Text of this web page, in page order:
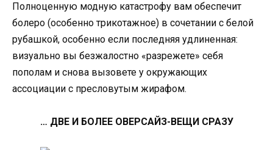
Полноценную модную катастрофу вам обеспечит
болеро (особенно трикотажное) в сочетании с белой
рубашкой, особенно если последняя удлиненная:
визуально вы безжалостно «разрежете» себя
пополам и снова вызовете у окружающих
ассоциации с пресловутым жирафом.
… ДВЕ И БОЛЕЕ ОВЕРСАЙЗ-ВЕЩИ СРАЗУ